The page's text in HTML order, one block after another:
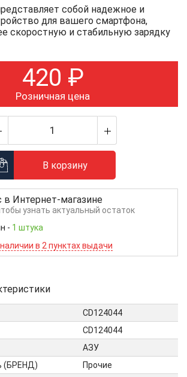
собой надежное и
для вашего смартфона,
скоростную и стабильную зарядку
420 ₽
Розничная цена
В корзину
в Интернет-магазине
узнать актуальный остаток
- 1 штука
в 2 пунктах выдачи
CD124044
CD124044
АЗУ
(БРЕНД)
Прочие